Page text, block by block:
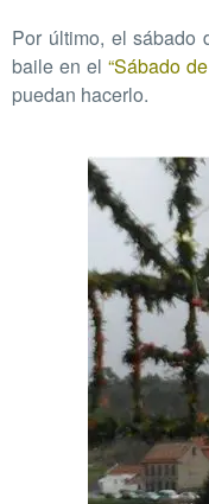
Por último, el sábado
baile en el “Sábado
puedan hacerlo.